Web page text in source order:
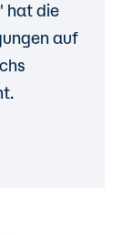
hat die
auf